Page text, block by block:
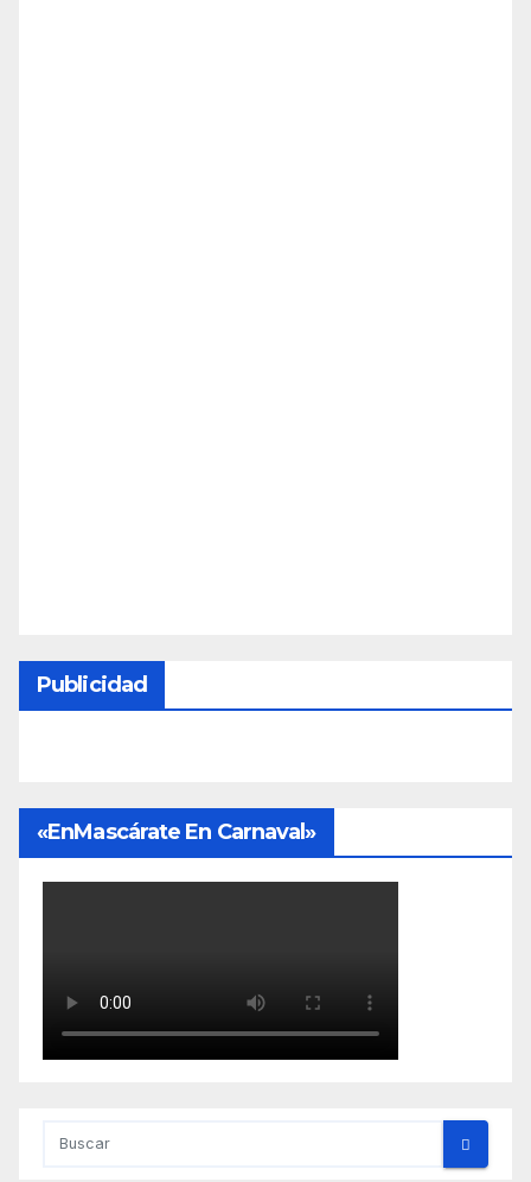
Publicidad
«EnMascárate En Carnaval»